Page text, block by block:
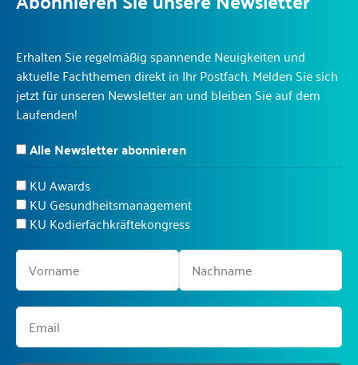
Erhalten Sie regelmäßig spannende Neuigkeiten und
aktuelle Fachthemen direkt in Ihr Postfach. Melden Sie sich
jetzt für unseren Newsletter an und bleiben Sie auf dem
Laufenden!
Alle Newsletter abonnieren
KU Awards
KU Gesundheitsmanagement
KU Kodierfachkräftekongress